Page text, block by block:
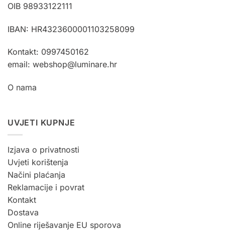
na
stranici
OIB 98933122111
IBAN: HR4323600001103258099
Kontakt: 0997450162
email: webshop@luminare.hr
O nama
UVJETI KUPNJE
Izjava o privatnosti
Uvjeti korištenja
Načini plaćanja
Reklamacije i povrat
Kontakt
Dostava
Online riješavanje EU sporova